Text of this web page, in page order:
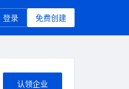
登录 免费创建
认领企业